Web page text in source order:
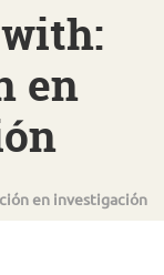
en
en investigación